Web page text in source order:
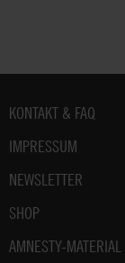
Fußbereich
KONTAKT & FAQ
IMPRESSUM
NEWSLETTER
SHOP
AMNESTY-MATERIAL